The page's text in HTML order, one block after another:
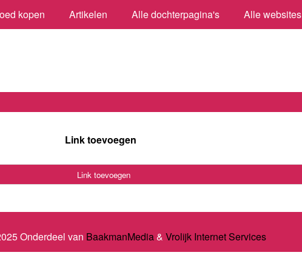
kopen Artikelen Alle dochterpagina's Alle websites
Link toevoegen
Link toevoegen
Onderdeel van BaakmanMedia& Vrolijk Internet Services